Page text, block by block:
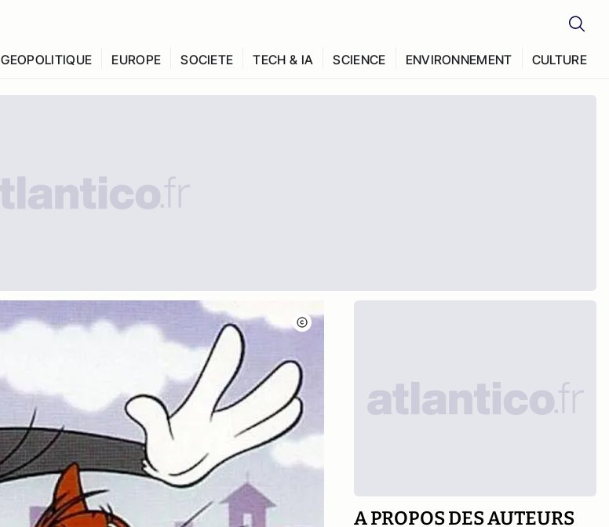
GEOPOLITIQUE EUROPE SOCIETE TECH & IA SCIENCE ENVIRONNEMENT CULTURE
A PROPOS DES AUTEURS